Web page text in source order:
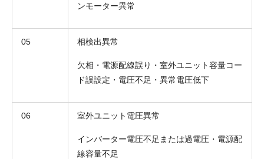
ンモーター異常
05 相検出異常
欠相・電源配線誤り・室外ユニット容量コー
ド誤設定・電圧不足・異常電圧低下
06 室外ユニット電圧異常
インバーター電圧不足または過電圧・電源配
線容量不足